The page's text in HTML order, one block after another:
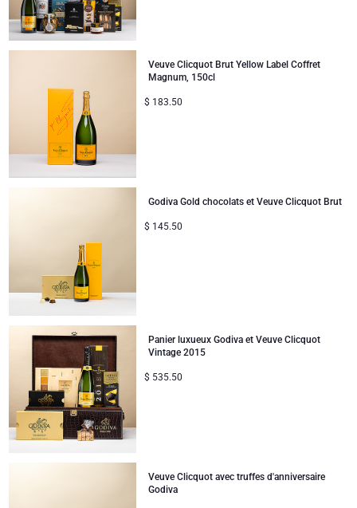
Veuve Clicquot Brut Yellow Label Coffret
Magnum, 150cl
$ 183.50
Godiva Gold chocolats et Veuve Clicquot Brut
$ 145.50
Panier luxueux Godiva et Veuve Clicquot
Vintage 2015
$ 535.50
Veuve Clicquot avec truffes d'anniversaire
Godiva